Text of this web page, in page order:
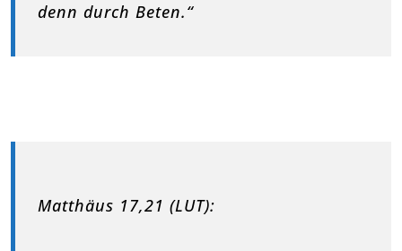
denn durch Beten.“
Matthäus 17,21 (LUT):